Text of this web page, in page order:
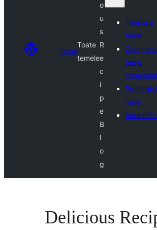
Teme
Toate
temele
o
u
s
R
e
c
i
p
e
B
l
o
g
Trimite o
temă
teme
mele
Delicious